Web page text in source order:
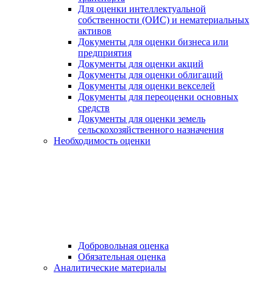
Для оценки интеллектуальной
собственности (ОИС) и нематериальных
активов
Документы для оценки бизнеса или
предприятия
Документы для оценки акций
Документы для оценки облигаций
Документы для оценки векселей
Документы для переоценки основных
средств
Документы для оценки земель
сельскохозяйственного назначения
Необходимость оценки
Добровольная оценка
Обязательная оценка
Аналитические материалы